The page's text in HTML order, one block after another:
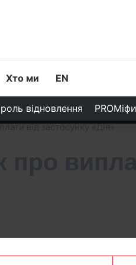
Хто ми EN
відновлення PROМіфи
від застосунку «Дія»